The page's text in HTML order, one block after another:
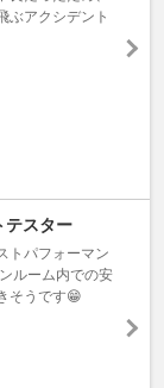
ぶアクシデント
テスター
トパフォーマン
ルーム内での安
そうです😁